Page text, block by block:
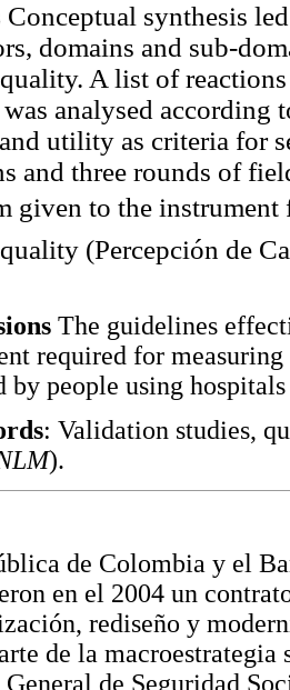
Conceptual synthesis
domains and sub-
A list of
analysed according
utility as criteria for
and three rounds of
given to the instrument
(Percepción de
The guidelines
required for
by people using
: Validation studies,
).
de Colombia y el
en el 2004 un
rediseño y
de la
General de Seguridad